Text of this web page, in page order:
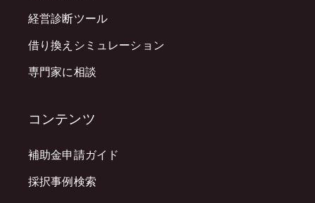
経営診断ツール
借り換えシミュレーション
専門家に相談
コンテンツ
補助金申請ガイド
採択事例検索